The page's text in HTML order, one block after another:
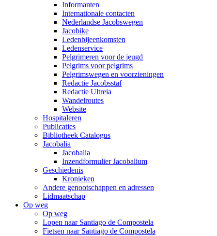
Informanten
Internationale contacten
Nederlandse Jacobswegen
Jacobike
Ledenbijeenkomsten
Ledenservice
Pelgrimeren voor de jeugd
Pelgrims voor pelgrims
Pelgrimswegen en voorzieningen
Redactie Jacobsstaf
Redactie Ultreia
Wandelroutes
Website
Hospitaleren
Publicaties
Bibliotheek Catalogus
Jacobalia
Jacobalia
Inzendformulier Jacobalium
Geschiedenis
Kronieken
Andere genootschappen en adressen
Lidmaatschap
Op weg
Op weg
Lopen naar Santiago de Compostela
Fietsen naar Santiago de Compostela